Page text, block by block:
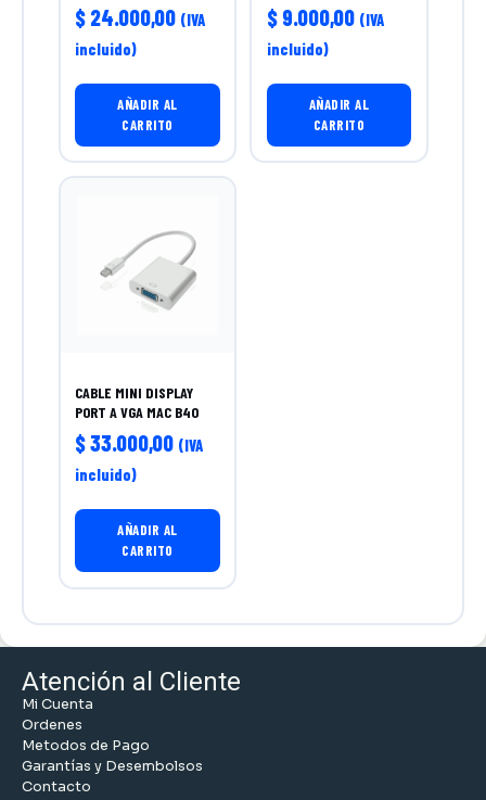
$ 24.000,00 (IVA
incluido)
AÑADIR AL
CARRITO
$9.000,00 (IVA
incluido)
AÑADIR AL
CARRITO
CABLE MINI DISPLAY
PORT A VGA MAC B40
$33.000,00 (IVA
incluido)
AÑADIR AL
CARRITO
Atención al Cliente
Mi Cuenta
Ordenes
Metodos de Pago
Garantías y Desembolsos
Contacto